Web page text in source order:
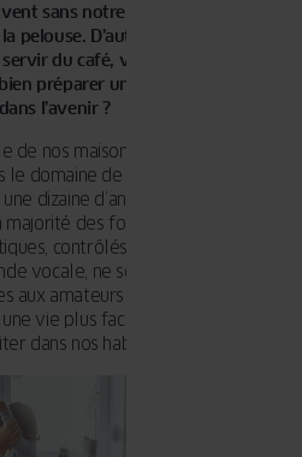
sans notre assistance, nettoyer
pelouse. D’autres vont même
du café, vous rappeler de
préparer un déjeuner. Comment
l’avenir ?
de nos maisons nous semble encore
domaine de l’électronique
dizaine d’années, les robots
des foyers. Les aspirateurs
contrôlés à distance à partir
vocale, ne sont, cependant, pas
aux amateurs de technologies
vie plus facile. Quels modèles de
dans nos habitations ?